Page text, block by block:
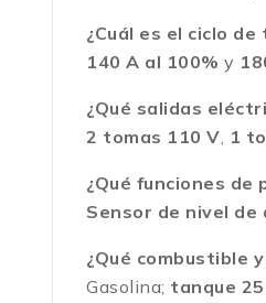
¿Cuál es el ciclo
140 A al 100% y
¿Qué salidas
2 tomas 110 V, 1
¿Qué funciones
Sensor de nivel de
¿Qué combustible
Gasolina; tanque 25